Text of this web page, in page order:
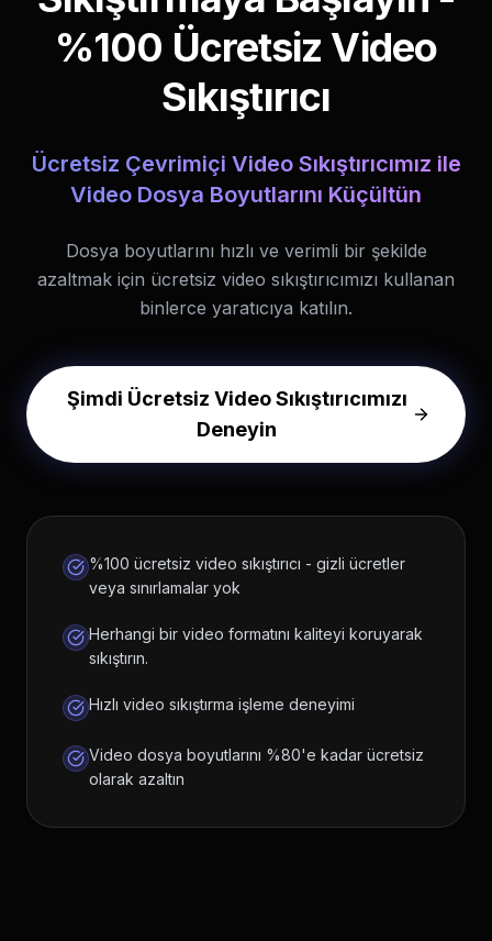
%100 Ücretsiz Video
Sıkıştırıcı
Ücretsiz Çevrimiçi Video Sıkıştırıcımız ile
Video Dosya Boyutlarını Küçültün
Dosya boyutlarını hızlı ve verimli bir şekilde
azaltmak için ücretsiz video sıkıştırıcımızı kullanan
binlerce yaratıcıya katılın.
Şimdi Ücretsiz Video Sıkıştırıcımızı
Deneyin
%100 ücretsiz video sıkıştırıcı - gizli ücretler
veya sınırlamalar yok
Herhangi bir video formatını kaliteyi koruyarak
sıkıştırın.
Hızlı video sıkıştırma işleme deneyimi
Video dosya boyutlarını %80'e kadar ücretsiz
olarak azaltın